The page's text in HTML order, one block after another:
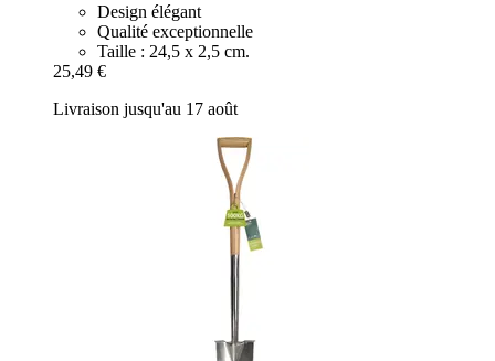
Design élégant
Qualité exceptionnelle
Taille : 24,5 x 2,5 cm.
25,49 €
Livraison jusqu'au 17 août